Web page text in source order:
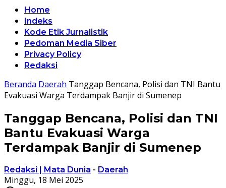
Home
Indeks
Kode Etik Jurnalistik
Pedoman Media Siber
Privacy Policy
Redaksi
Beranda Daerah Tanggap Bencana, Polisi dan TNI Bantu
Evakuasi Warga Terdampak Banjir di Sumenep
Tanggap Bencana, Polisi dan TNI
Bantu Evakuasi Warga
Terdampak Banjir di Sumenep
Redaksi | Mata Dunia - Daerah
Minggu, 18 Mei 2025